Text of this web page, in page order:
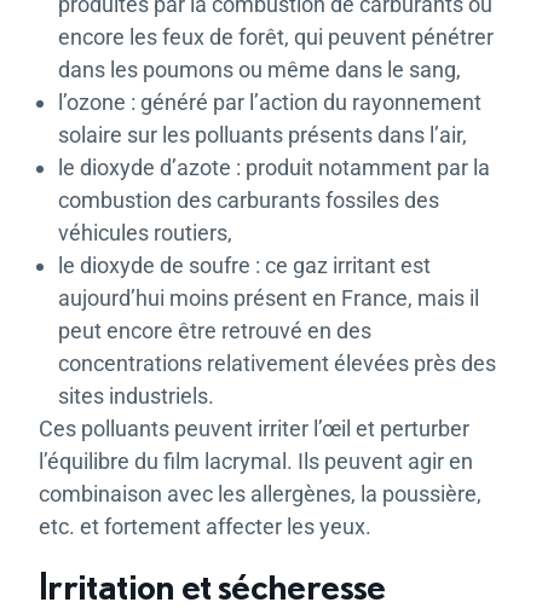
encore les feux de forêt, qui peuvent pénétrer
dans les poumons ou même dans le sang,
l’ozone : généré par l’action du rayonnement
solaire sur les polluants présents dans l’air,
le dioxyde d’azote : produit notamment par la
combustion des carburants fossiles des
véhicules routiers,
le dioxyde de soufre : ce gaz irritant est
aujourd’hui moins présent en France, mais il
peut encore être retrouvé en des
concentrations relativement élevées près des
sites industriels.
Ces polluants peuvent irriter l’œil et perturber
l’équilibre du film lacrymal. Ils peuvent agir en
combinaison avec les allergènes, la poussière,
etc. et fortement affecter les yeux.
Irritation et sécheresse